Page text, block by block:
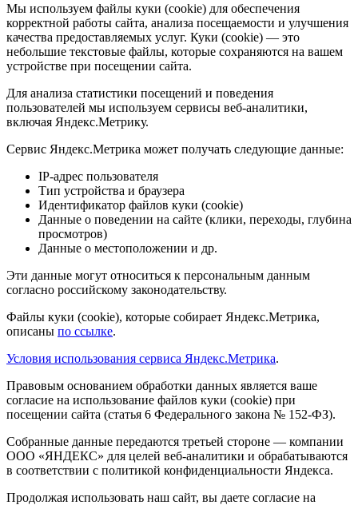
Мы используем файлы куки (cookie) для обеспечения
корректной работы сайта, анализа посещаемости и улучшения
качества предоставляемых услуг. Куки (cookie) — это
небольшие текстовые файлы, которые сохраняются на вашем
устройстве при посещении сайта.
Для анализа статистики посещений и поведения
пользователей мы используем сервисы веб-аналитики,
включая Яндекс.Метрику.
Сервис Яндекс.Метрика может получать следующие данные:
IP-адрес пользователя
Тип устройства и браузера
Идентификатор файлов куки (cookie)
Данные о поведении на сайте (клики, переходы, глубина
просмотров)
Данные о местоположении и др.
Эти данные могут относиться к персональным данным
согласно российскому законодательству.
Файлы куки (cookie), которые собирает Яндекс.Метрика,
описаны по ссылке.
Условия использования сервиса Яндекс.Метрика.
Правовым основанием обработки данных является ваше
согласие на использование файлов куки (cookie) при
посещении сайта (статья 6 Федерального закона № 152-ФЗ).
Собранные данные передаются третьей стороне — компании
ООО «ЯНДЕКС» для целей веб-аналитики и обрабатываются
в соответствии с политикой конфиденциальности Яндекса.
Продолжая использовать наш сайт, вы даете согласие на